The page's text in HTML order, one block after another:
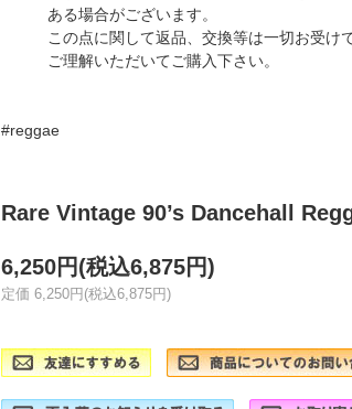
ある場合がございます。
この点に関して返品、交換等は一切お受けで
ご理解いただいてご購入下さい。
#reggae
Rare Vintage 90’s Dancehall
6,250円(税込6,875円)
定価 6,250円(税込6,875円)